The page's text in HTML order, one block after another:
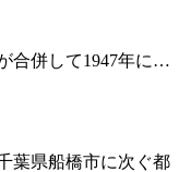
合併して1947年に…
葉県船橋市に次ぐ都